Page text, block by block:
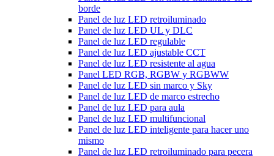
borde
Panel de luz LED retroiluminado
Panel de luz LED UL y DLC
Panel de luz LED regulable
Panel de luz LED ajustable CCT
Panel de luz LED resistente al agua
Panel LED RGB, RGBW y RGBWW
Panel de luz LED sin marco y Sky
Panel de luz LED de marco estrecho
Panel de luz LED para aula
Panel de luz LED multifuncional
Panel de luz LED inteligente para hacer uno
mismo
Panel de luz LED retroiluminado para pecera